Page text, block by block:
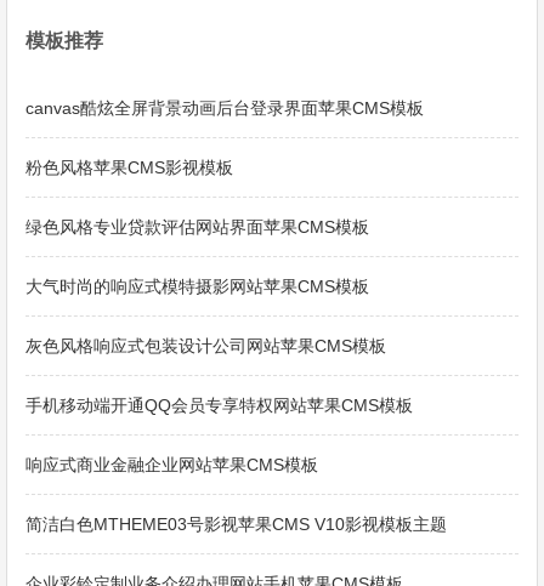
模板推荐
canvas酷炫全屏背景动画后台登录界面苹果CMS模板
粉色风格苹果CMS影视模板
绿色风格专业贷款评估网站界面苹果CMS模板
大气时尚的响应式模特摄影网站苹果CMS模板
灰色风格响应式包装设计公司网站苹果CMS模板
手机移动端开通QQ会员专享特权网站苹果CMS模板
响应式商业金融企业网站苹果CMS模板
简洁白色MTHEME03号影视苹果CMS V10影视模板主题